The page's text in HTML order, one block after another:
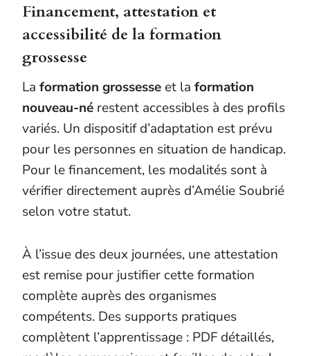
Financement, attestation et
accessibilité de la formation
grossesse
La formation grossesse et la formation
nouveau-né restent accessibles à des profils
variés. Un dispositif d’adaptation est prévu
pour les personnes en situation de handicap.
Pour le financement, les modalités sont à
vérifier directement auprès d’Amélie Soubrié
selon votre statut.
À l’issue des deux journées, une attestation
est remise pour justifier cette formation
complète auprès des organismes
compétents. Des supports pratiques
complètent l’apprentissage : PDF détaillés,